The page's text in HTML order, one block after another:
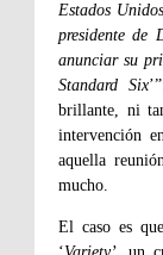
Estados
presidente de
anunciar su
Standard Six
brillante, ni
intervención
aquella
mucho.
El caso es